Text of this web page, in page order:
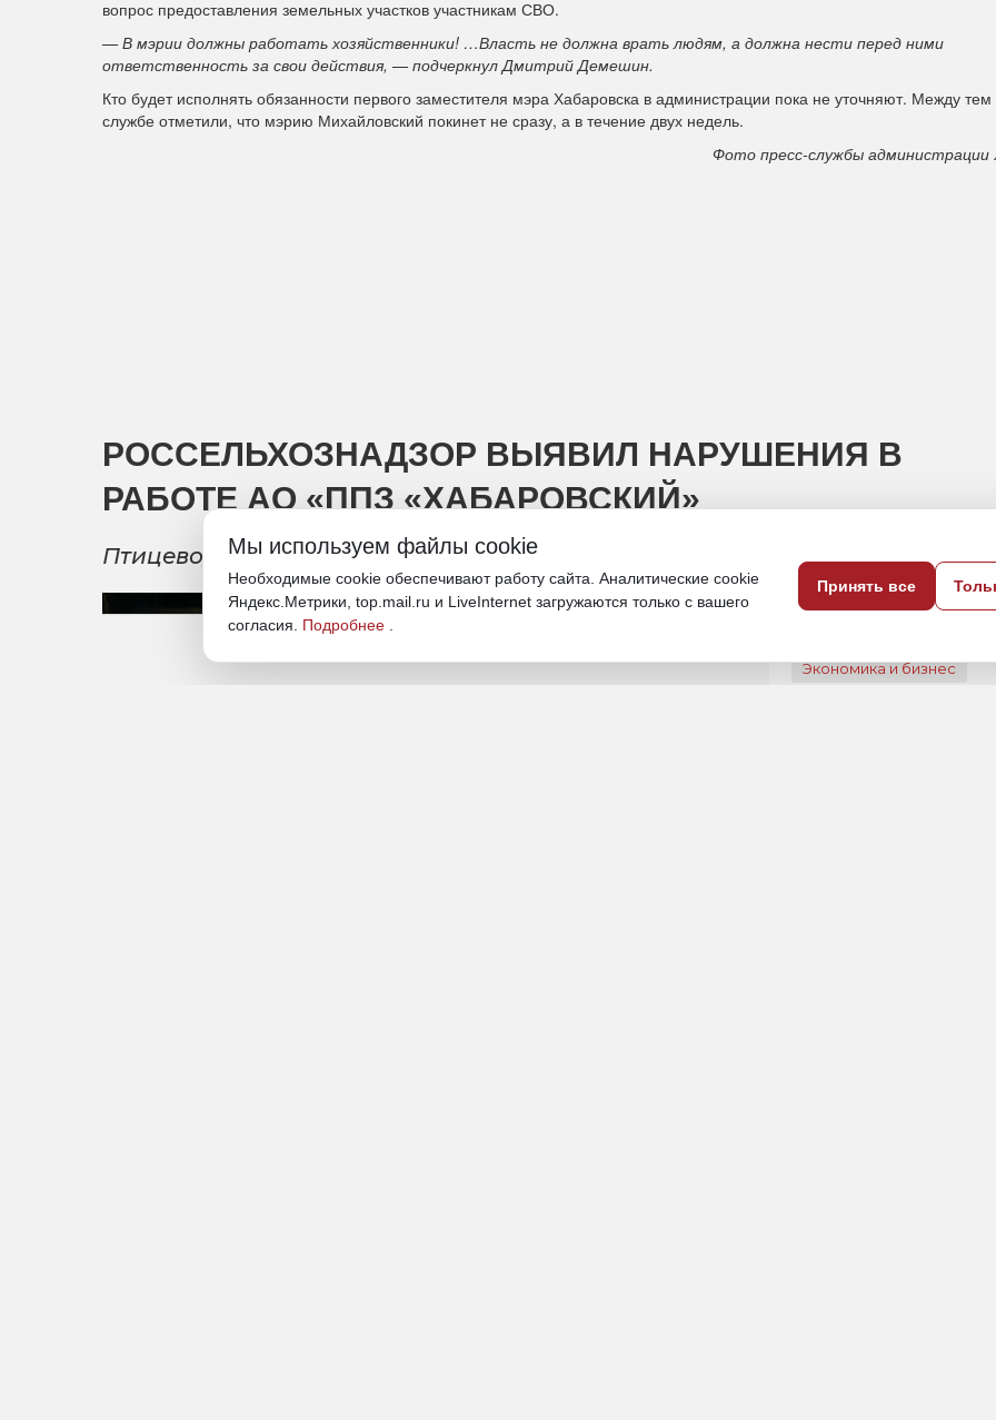
вопрос предоставления земельных участков участникам СВО.
— В мэрии должны работать хозяйственники! …Власть не должна врать людям, а должна нести перед ними
ответственность за свои действия, — подчеркнул Дмитрий Демешин.
Кто будет исполнять обязанности первого заместителя мэра Хабаровска в администрации пока не уточняют. Между тем
службе отметили, что мэрию Михайловский покинет не сразу, а в течение двух недель.
Фото пресс-службы администрации
РОССЕЛЬХОЗНАДЗОР ВЫЯВИЛ НАРУШЕНИЯ В
РАБОТЕ АО «ППЗ «ХАБАРОВСКИЙ»
Птицеводческий завод привлекли к административной ответственности
25 июля 2024, 16:42
Экономика и бизнес
Мы используем файлы cookie
Необходимые cookie обеспечивают работу сайта. Аналитические cookie
Яндекс.Метрики, top.mail.ru и LiveInternet загружаются только с вашего
согласия. Подробнее
Принять все